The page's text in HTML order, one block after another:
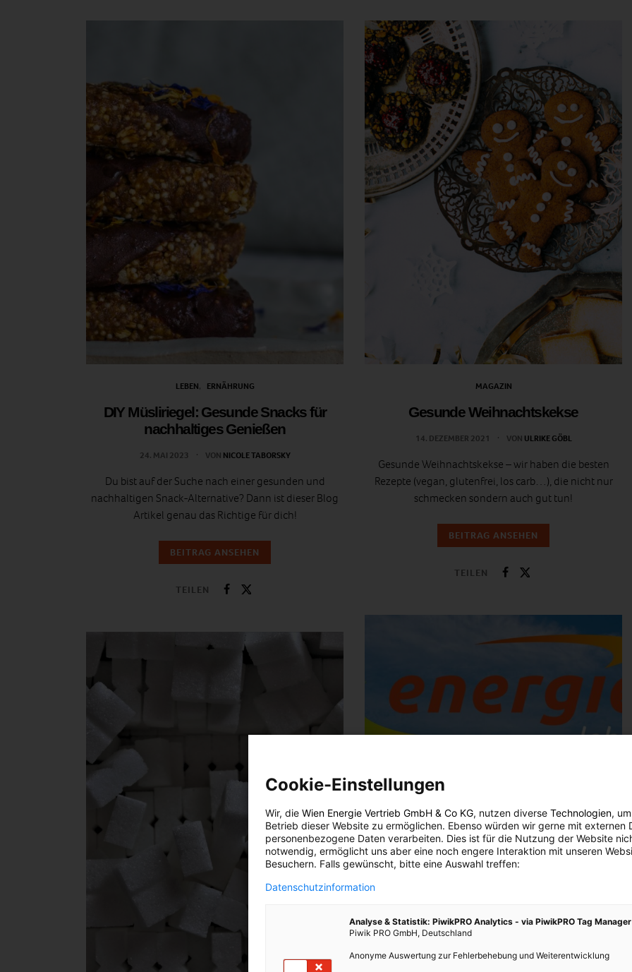
LEBEN ERNÄHRUNG
DIY Müsliriegel: Gesunde Snacks für
nachhaltiges Genießen
24. MAI 2023 VON NICOLE TABORSKY
Du bist auf der Suche nach einer gesunden und
nachhaltigen Snack-Alternative? Dann ist dieser Blog
Artikel genau das Richtige für dich!
BEITRAG ANSEHEN
TEILEN
MAGAZIN
Gesunde Weihnachtskekse
14. DEZEMBER 2021 VON ULRIKE GÖBL
Gesunde Weihnachtskekse – wir haben die besten
Rezepte (vegan, glutenfrei, los carb…), die nicht nur
schmecken sondern auch gut tun!
BEITRAG ANSEHEN
TEILEN
Cookie-Einstellungen
Wir, die Wien Energie Vertrieb GmbH & Co KG, nutzen diverse Technologien,
Betrieb dieser Website zu ermöglichen. Ebenso würden wir gerne mit externen
personenbezogene Daten verarbeiten. Dies ist für die Nutzung der Website
notwendig, ermöglicht uns aber eine noch engere Interaktion mit unseren
Besuchern. Falls gewünscht, bitte eine Auswahl treffen:
Datenschutzinformation
Analyse & Statistik: PiwikPRO Analytics - via PiwikPRO Tag Manager
Piwik PRO GmbH, Deutschland
Anonyme Auswertung zur Fehlerbehebung und Weiterentwicklung